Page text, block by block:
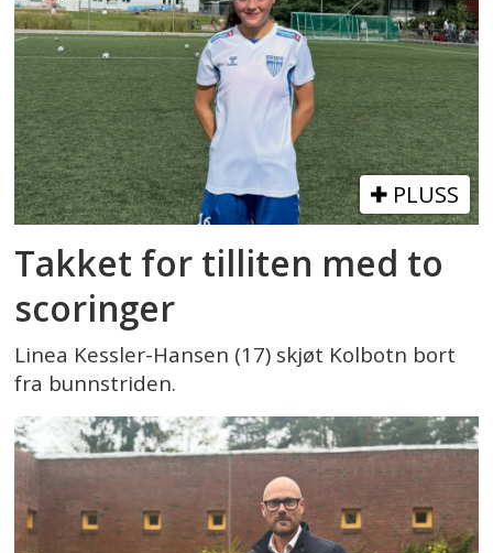
PLUSS
Takket for tilliten med to
scoringer
Linea Kessler-Hansen (17) skjøt Kolbotn bort
fra bunnstriden.